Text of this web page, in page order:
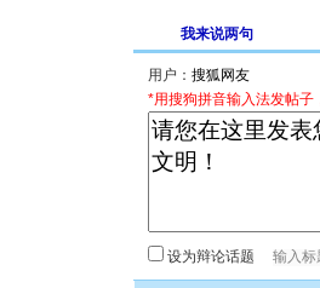
我来说两句
用户：
*用搜狗拼音输入法发帖
设为辩论话题